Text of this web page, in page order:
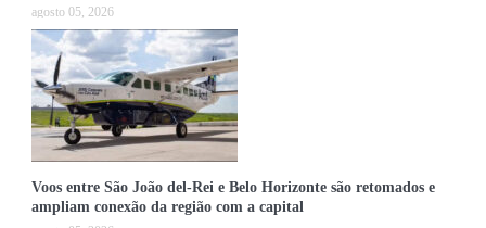
agosto 05, 2026
Voos entre São João del-Rei e Belo Horizonte são retomados e
ampliam conexão da região com a capital